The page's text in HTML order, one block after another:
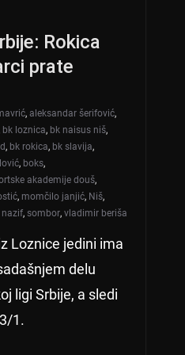
Rokica
prate
, aleksandar šerifović,
bk loznica, bk naisus niš,
, bk rokica, bk slavija,
, boks,
akademije douš,
, momčilo janjić, Niš,
nazif, sombor, vladimir beriša
Loznice jedini ima
delu
ligi Srbije, a sledi
1.